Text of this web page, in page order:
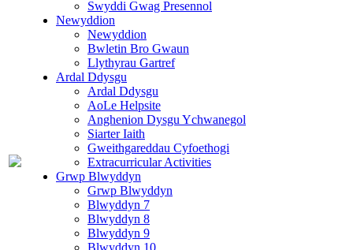
Swyddi Gwag Presennol
Newyddion
Newyddion
Bwletin Bro Gwaun
Llythyrau Gartref
Ardal Ddysgu
Ardal Ddysgu
AoLe Helpsite
Anghenion Dysgu Ychwanegol
Siarter Iaith
Gweithgareddau Cyfoethogi
Extracurricular Activities
Grwp Blwyddyn
Grwp Blwyddyn
Blwyddyn 7
Blwyddyn 8
Blwyddyn 9
Blwyddyn 10